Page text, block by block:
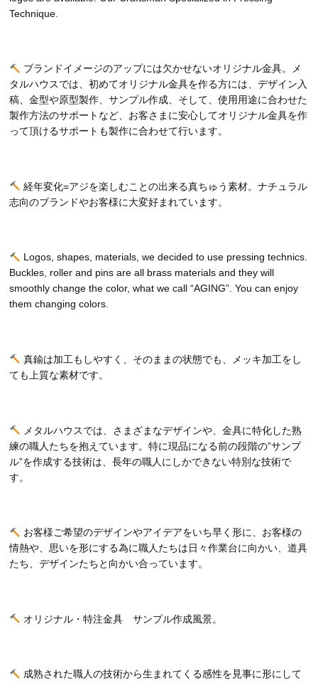
Technique.
ブランドイメージのアップには欠かせないオリジナル金具。メ
タルハウスでは、初めてオリジナル金具を作る方には、デザイン入
稿、金型や原型製作、サンプル作成、そして、使用用途に合わせた
製作方法のサポートなど、お客さまに安心してオリジナル金具を作
って頂けるサポートも製作に合わせて行います。
経年変化=アジを楽しむことの出来る真ちゅう素材。ナチュラル
志向のブランドやお客様に大変好まれています。
Logos, shapes, materials, we decided to use pressing technics.
Buckles, roller and pins are all brass materials and they will
smoothly change the color, what we call “AGING”. You can enjoy
them changing colors.
真鍮は加工もしやすく、そのままの状態でも、メッキ加工をし
ても上質な素材です。
メタルハウスでは、さまざまなデザインや、金具に特化した熟
練の職人たちを抱えています。特に現品になる前の段階の”サンプ
ル”を作成する技術は、長年の職人にしかできない特別な技術で
す。
お客様ご希望のデザインやアイデアをいち早く形に、お客様の
情熱や、思いを形にする為に職人たちは日々作業台に向かい、道具
たち、デザインたちと向かい合っています。
オリジナル・特注金具 サンプル作成風景。
成熟された職人の技術から生まれてくる感性を見事に形にして